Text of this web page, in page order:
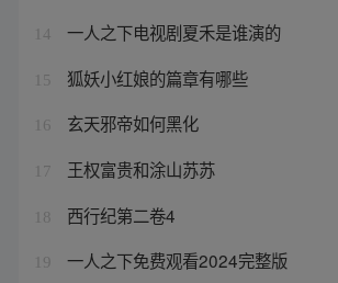
14 一人之下电视剧夏禾是谁演的
15 狐妖小红娘的篇章有哪些
16 玄天邪帝如何黑化
17 王权富贵和涂山苏苏
18 西行纪第二卷4
19 一人之下免费观看2024完整版